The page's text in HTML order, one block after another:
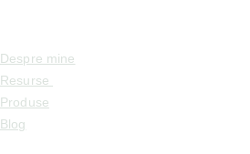
Despre mine
Resurse
Produse
Blog